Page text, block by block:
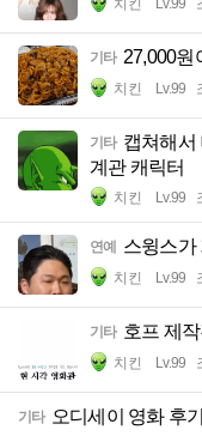
치킨 Lv.99
기타 27,000원
치킨 Lv.99
기타 캡쳐해서
계관 캐릭터
치킨 Lv.99
연예 스윙스가
치킨 Lv.99
기타 호프 제
치킨 Lv.99
기타 오디세이 영화 후